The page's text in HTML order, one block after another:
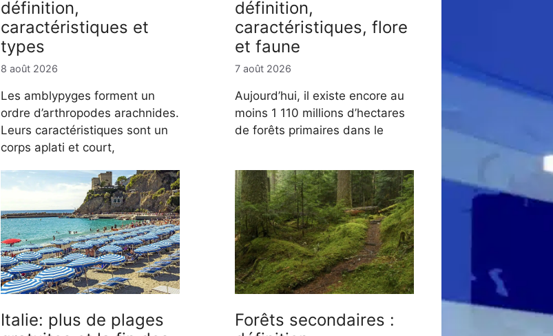
définition,
caractéristiques et
types
8 août 2026
Les amblypyges forment un
ordre d’arthropodes arachnides.
Leurs caractéristiques sont un
corps aplati et court,
définition,
caractéristiques, flore
et faune
7 août 2026
Aujourd’hui, il existe encore au
moins 1 110 millions d’hectares
de forêts primaires dans le
Italie: plus de plages
Forêts secondaires :